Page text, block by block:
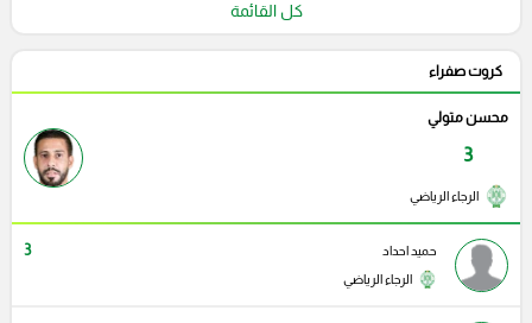
كل القائمة
كروت صفراء
محسن متولي
3
الرجاء الرياضي
حميد احداد 3
الرجاء الرياضي